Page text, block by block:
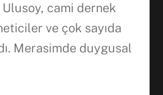
Ulusoy, cami dernek
ve çok sayıda
Merasimde duygusal